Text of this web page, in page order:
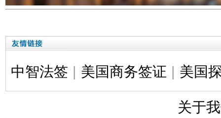
中智法签 | 美国商务签证 | 美国
关于